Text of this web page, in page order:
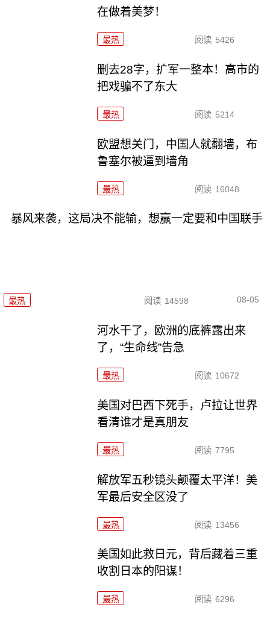
在做着美梦！
最热 阅读 5426
删去28字，扩军一整本！高市的
把戏骗不了东大
最热 阅读 5214
欧盟想关门，中国人就翻墙，布
鲁塞尔被逼到墙角
最热 阅读 16048
暴风来袭，这局决不能输，想赢一定要和中国联手
最热 阅读 14598 08-05
河水干了，欧洲的底裤露出来
了，“生命线”告急
最热 阅读 10672
美国对巴西下死手，卢拉让世界
看清谁才是真朋友
最热 阅读 7795
解放军五秒镜头颠覆太平洋！美
军最后安全区没了
最热 阅读 13456
美国如此救日元，背后藏着三重
收割日本的阳谋！
最热 阅读 6296